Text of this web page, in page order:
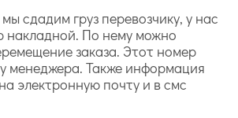
сдадим груз перевозчику, у нас
накладной. По нему можно
заказа. Этот номер
у менеджера. Также информация
электронную почту и в смс